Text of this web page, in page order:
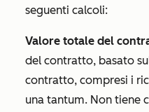
seguenti calcoli:
Valore totale del
del contratto, basato
contratto, compresi i
una tantum. Non tiene